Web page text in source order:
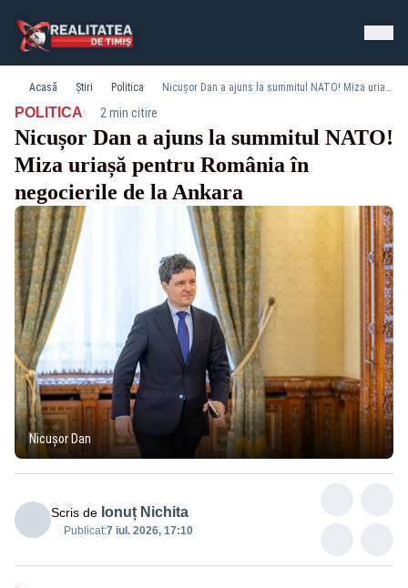
Acasă Știri Politica Nicușor Dan a ajuns la summitul NATO! Miza uriașă pentru România în negocierile de la Ankara
POLITICA· 2 min citire
Nicușor Dan a ajuns la summitul NATO!
Miza uriașă pentru România în
negocierile de la Ankara
Nicușor Dan
Scris de Ionuț Nichita
Publicat:7 iul. 2026, 17:10